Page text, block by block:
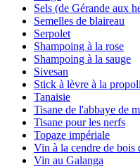
Sels (de Gérande aux
Semelles de blaireau
Serpolet
Shampoing à la rose
Shampoing à la sauge
Sivesan
Stick à lèvre à la
Tanaisie
Tisane de l'abbaye de
Tisane pour les nerfs
Topaze impériale
Vin à la cendre de bois
Vin au Galanga